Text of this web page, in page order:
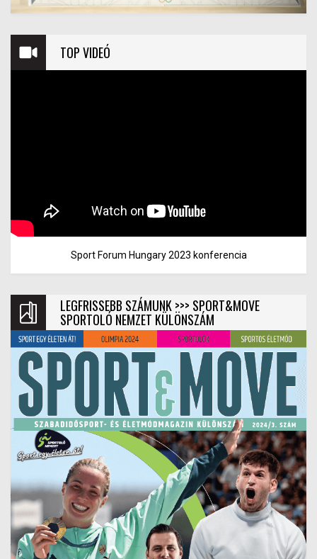
TOP VIDEÓ
Sport Forum Hungary 2023 konferencia
LEGFRISSEBB SZÁMUNK >>> SPORT&MOVE
SPORTOLÓ NEMZET KÜLÖNSZÁM